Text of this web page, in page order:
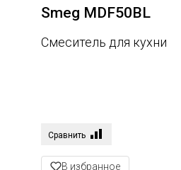
Smeg MDF50BL
Смеситель для кухни
Сравнить
В избранное